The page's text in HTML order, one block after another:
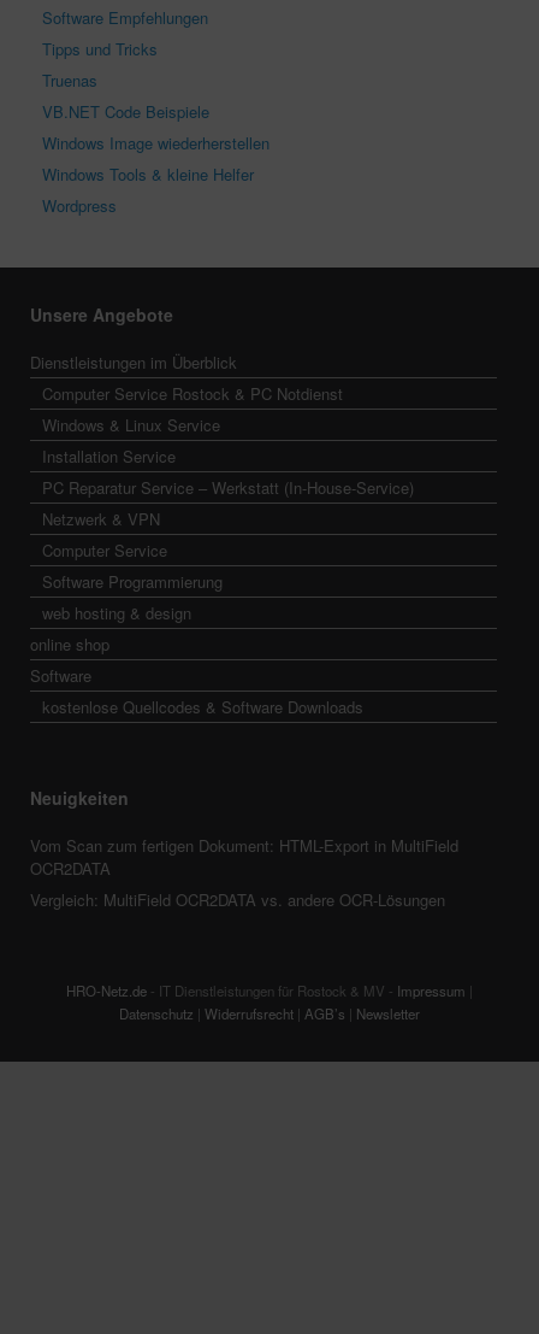
Software Empfehlungen
Tipps und Tricks
Truenas
VB.NET Code Beispiele
Windows Image wiederherstellen
Windows Tools & kleine Helfer
Wordpress
Unsere Angebote
Dienstleistungen im Überblick
Computer Service Rostock & PC Notdienst
Windows & Linux Service
Installation Service
PC Reparatur Service – Werkstatt (In-House-Service)
Netzwerk & VPN
Computer Service
Software Programmierung
web hosting & design
online shop
Software
kostenlose Quellcodes & Software Downloads
Neuigkeiten
Vom Scan zum fertigen Dokument: HTML-Export in MultiField
OCR2DATA
Vergleich: MultiField OCR2DATA vs. andere OCR-Lösungen
HRO-Netz.de - IT Dienstleistungen für Rostock & MV - Impressum |
Datenschutz | Widerrufsrecht | AGB’s | Newsletter